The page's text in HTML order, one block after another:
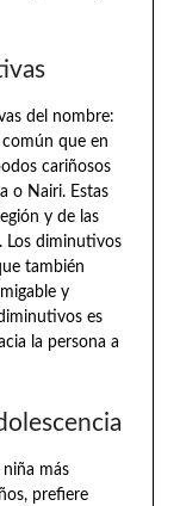
del nombre:
común que en
cariñosos
o Nairi. Estas
y de las
Los diminutivos
también
y
es
la persona a
más
prefiere